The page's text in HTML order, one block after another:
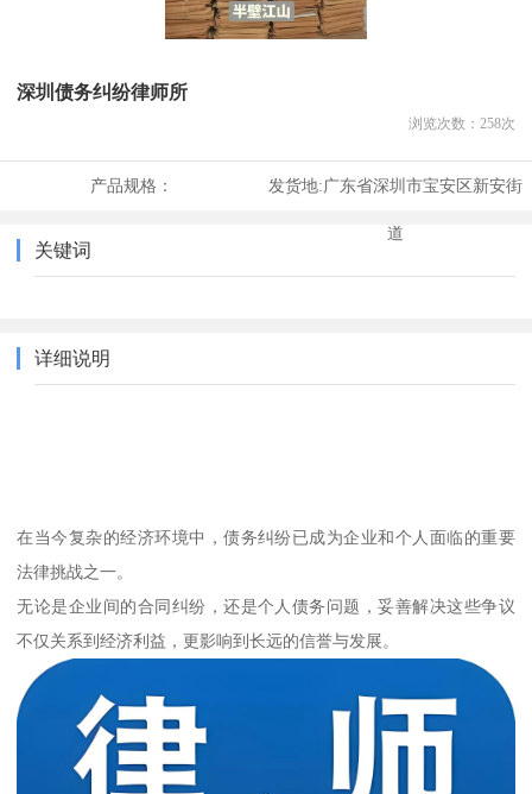
深圳债务纠纷律师所
浏览次数： 258次
产品规格： 发货地:广东省深圳市宝安区新安街
道
关键词
详细说明
在当今复杂的经济环境中，债务纠纷已成为企业和个人面临的重要
法律挑战之一。
无论是企业间的合同纠纷，还是个人债务问题，妥善解决这些争议
不仅关系到经济利益，更影响到长远的信誉与发展。